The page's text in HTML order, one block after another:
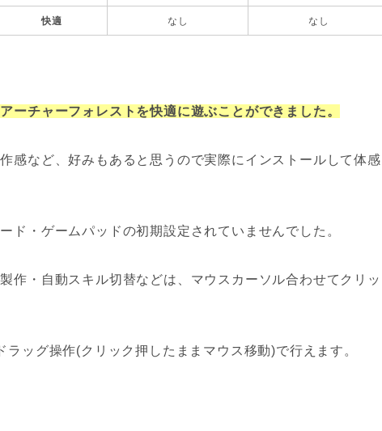
快適 なし なし
ーチャーフォレストを快適に遊ぶことができました。
感など、好みもあると思うので実際にインストールして体感
ド・ゲームパッドの初期設定されていませんでした。
作・自動スキル切替などは、マウスカーソル合わせてクリッ
ッグ操作(クリック押したままマウス移動)で行えます。